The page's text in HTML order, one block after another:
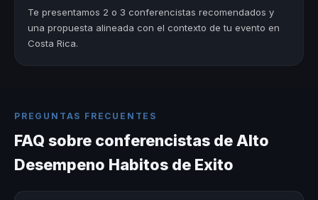
Te presentamos 2 o 3 conferencistas recomendados y
una propuesta alineada con el contexto de tu evento en
Costa Rica.
PREGUNTAS FRECUENTES
FAQ sobre conferencistas de Alto
Desempeno Habitos de Exito